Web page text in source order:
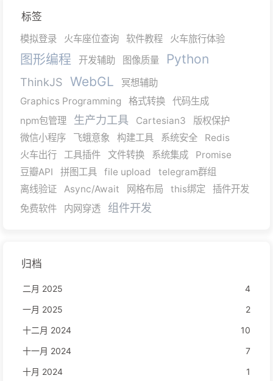
标签
模拟登录 火车座位查询 软件教程 火车旅行体验
图形编程 开发辅助 图像质量 Python
ThinkJS WebGL
冥想辅助
Graphics Programming
格式转换
代码生成
npm包管理
生产力工具 Cartesian3
版权保护
微信小程序
飞蛾意象 构建工具 系统安全
Redis
火车出行
工具插件 文件转换 系统集成
Promise
豆瓣API
拼图工具 file upload
telegram群组
离线验证
Async/Await 网格布局 this绑定
插件开发
免费软件
内网穿透 组件开发
归档
二月 2025
4
一月 2025
2
十二月 2024
10
十一月 2024
7
十月 2024
1